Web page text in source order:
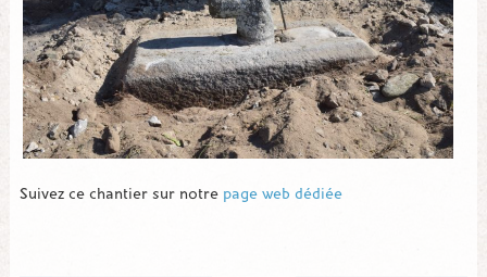
Suivez ce chantier sur notre page web dédiée